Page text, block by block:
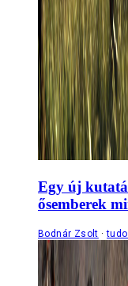
Egy új
ősemberek
Bodnár Zsolt